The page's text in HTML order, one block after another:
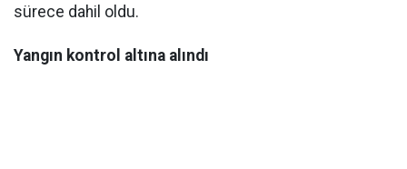
sürece dahil oldu.
Yangın kontrol altına alındı